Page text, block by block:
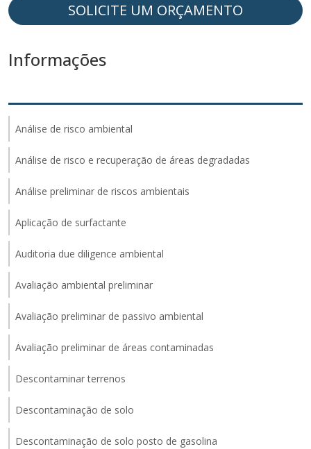
SOLICITE UM ORÇAMENTO
Informações
Análise de risco ambiental
Análise de risco e recuperação de áreas degradadas
Análise preliminar de riscos ambientais
Aplicação de surfactante
Auditoria due diligence ambiental
Avaliação ambiental preliminar
Avaliação preliminar de passivo ambiental
Avaliação preliminar de áreas contaminadas
Descontaminar terrenos
Descontaminação de solo
Descontaminação de solo posto de gasolina